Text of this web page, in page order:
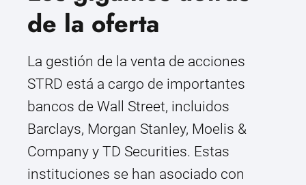
de la oferta
La gestión de la venta de acciones
STRD está a cargo de importantes
bancos de Wall Street, incluidos
Barclays, Morgan Stanley, Moelis &
Company y TD Securities. Estas
instituciones se han asociado con